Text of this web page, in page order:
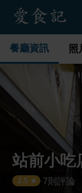
餐廳資訊 照
站前小吃
2.5 ·7則評論